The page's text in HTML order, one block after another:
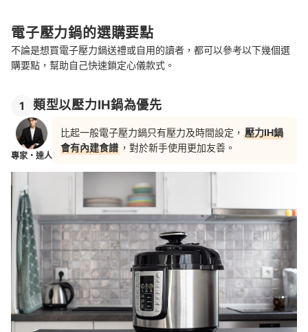
電子壓力鍋的選購要點
不論是想買電子壓力鍋送禮或自用的讀者，都可以參考以下幾個選
購要點，幫助自己快速鎖定心儀款式。
1 類型以壓力IH鍋為優先
專家・達人
比起一般電子壓力鍋只有壓力及時間設定， 壓力IH鍋
會有內建食譜 ，對於新手使用更加友善。